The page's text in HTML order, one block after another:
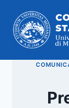
contenuto